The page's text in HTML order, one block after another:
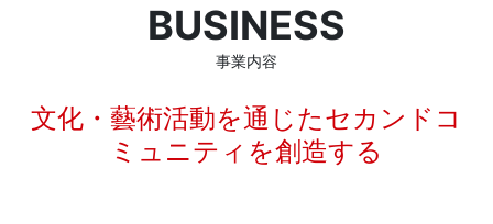
BUSINESS
事業内容
文化・藝術活動を通じたセカンドコ
ミュニティを創造する